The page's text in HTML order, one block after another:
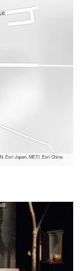
Esri Japan, METI, Esri China